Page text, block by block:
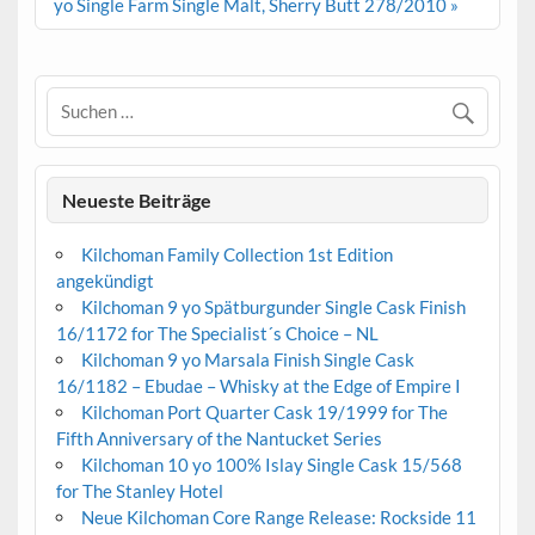
Neueste Beiträge
Kilchoman Family Collection 1st Edition
angekündigt
Kilchoman 9 yo Spätburgunder Single Cask Finish
16/1172 for The Specialist´s Choice – NL
Kilchoman 9 yo Marsala Finish Single Cask
16/1182 – Ebudae – Whisky at the Edge of Empire I
Kilchoman Port Quarter Cask 19/1999 for The
Fifth Anniversary of the Nantucket Series
Kilchoman 10 yo 100% Islay Single Cask 15/568
for The Stanley Hotel
Neue Kilchoman Core Range Release: Rockside 11